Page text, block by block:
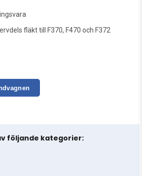
fläkt till F370, F470 och F372
följande kategorier: